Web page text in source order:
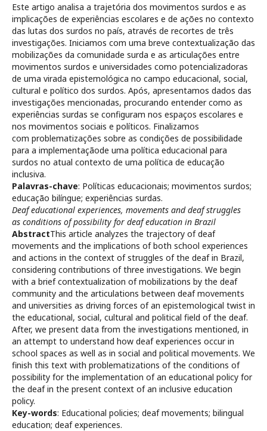
Este artigo analisa a trajetória dos movimentos surdos e as
implicações de experiências escolares e de ações no contexto
das lutas dos surdos no país, através de recortes de três
investigações. Iniciamos com uma breve contextualização das
mobilizações da comunidade surda e as articulações entre
movimentos surdos e universidades como potencializadoras
de uma virada epistemológica no campo educacional, social,
cultural e político dos surdos. Após, apresentamos dados das
investigações mencionadas, procurando entender como as
experiências surdas se configuram nos espaços escolares e
nos movimentos sociais e políticos. Finalizamos
com problematizações sobre as condições de possibilidade
para a implementaçãode uma política educacional para
surdos no atual contexto de uma política de educação
inclusiva.
Palavras-chave: Políticas educacionais; movimentos surdos;
educação bilíngue; experiências surdas.
Deaf educational experiences, movements and deaf struggles
as conditions of possibility for deaf education in Brazil
AbstractThis article analyzes the trajectory of deaf
movements and the implications of both school experiences
and actions in the context of struggles of the deaf in Brazil,
considering contributions of three investigations. We begin
with a brief contextualization of mobilizations by the deaf
community and the articulations between deaf movements
and universities as driving forces of an epistemological twist in
the educational, social, cultural and political field of the deaf.
After, we present data from the investigations mentioned, in
an attempt to understand how deaf experiences occur in
school spaces as well as in social and political movements. We
finish this text with problematizations of the conditions of
possibility for the implementation of an educational policy for
the deaf in the present context of an inclusive education
policy.
Key-words: Educational policies; deaf movements; bilingual
education; deaf experiences.